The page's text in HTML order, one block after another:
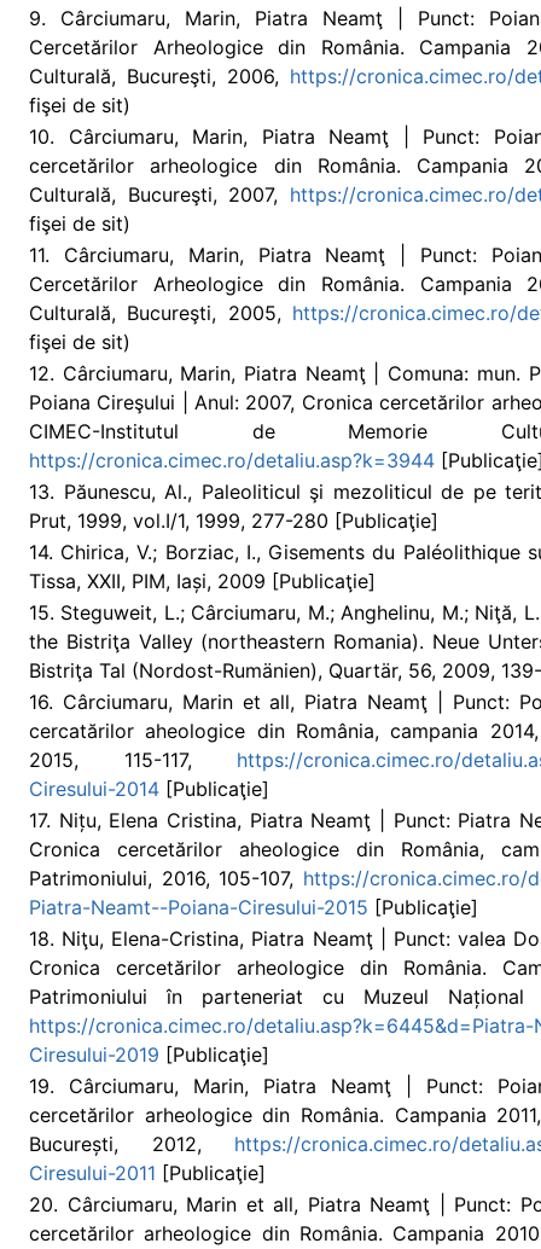
9. Cârciumaru, Marin, Piatra Neamţ | Punct:
Cercetărilor Arheologice din România. Campania
Culturală, Bucureşti, 2006, https://cronica.cimec.ro/
fişei de sit)
10. Cârciumaru, Marin, Piatra Neamţ | Punct:
cercetărilor arheologice din România. Campania
Culturală, Bucureşti, 2007, https://cronica.cimec.ro/
fişei de sit)
11. Cârciumaru, Marin, Piatra Neamţ | Punct:
Cercetărilor Arheologice din România. Campania
Culturală, Bucureşti, 2005, https://cronica.cimec.ro/
fişei de sit)
12. Cârciumaru, Marin, Piatra Neamţ | Comuna: mun.
Poiana Cireşului | Anul: 2007, Cronica cercetărilor
CIMEC-Institutul de Memorie
https://cronica.cimec.ro/detaliu.asp?k=3944
13. Păunescu, Al., Paleoliticul şi mezoliticul de pe
Prut, 1999, vol.I/1, 1999, 277-280 [Publicaţie]
14. Chirica, V.; Borziac, I., Gisements du
Tissa, XXII, PIM, Iași, 2009 [Publicaţie]
15. Steguweit, L.; Cârciumaru, M.; Anghelinu, M.; Niţă,
the Bistriţa Valley (northeastern Romania). Neue
Bistriţa Tal (Nordost-Rumänien), Quartär, 56, 2009,
16. Cârciumaru, Marin et all, Piatra Neamţ | Punct:
cercatărilor aheologice din România, campania
2015, 115-117, https://cronica.cimec.ro/
Ciresului-2014 [Publicaţie]
17. Nițu, Elena Cristina, Piatra Neamţ | Punct: Piatra
Cronica cercetărilor aheologice din România,
Patrimoniului, 2016, 105-107, https://cronica.cimec.ro/
Piatra-Neamt--Poiana-Ciresului-2015 [Publicaţie]
18. Niţu, Elena-Cristina, Piatra Neamţ | Punct: valea
Cronica cercetărilor arheologice din România.
Patrimoniului în parteneriat cu Muzeul Național
https://cronica.cimec.ro/
Ciresului-2019 [Publicaţie]
19. Cârciumaru, Marin, Piatra Neamţ | Punct:
cercetărilor arheologice din România. Campania
București, 2012, https://cronica.cimec.ro/
Ciresului-2011 [Publicaţie]
20. Cârciumaru, Marin et all, Piatra Neamţ | Punct:
cercetărilor arheologice din România. Campania